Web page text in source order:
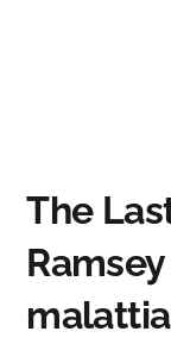
The
malattia